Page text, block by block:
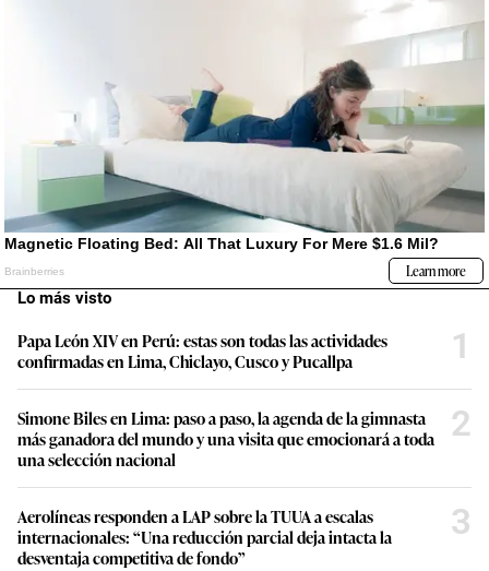
Lo más visto
Papa León XIV en Perú: estas son todas las actividades
confirmadas en Lima, Chiclayo, Cusco y Pucallpa
1
Simone Biles en Lima: paso a paso, la agenda de la gimnasta
más ganadora del mundo y una visita que emocionará a toda
una selección nacional
2
Aerolíneas responden a LAP sobre la TUUA a escalas
internacionales: “Una reducción parcial deja intacta la
desventaja competitiva de fondo”
3